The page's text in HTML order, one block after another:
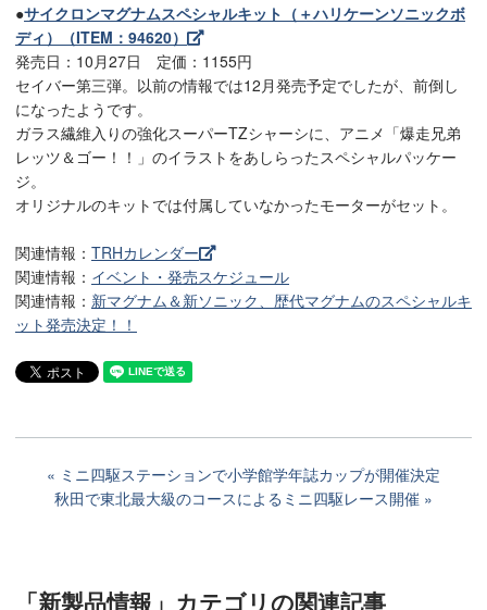
●サイクロンマグナムスペシャルキット（＋ハリケーンソニックボ
ディ）（ITEM：94620）
発売日：10月27日 定価：1155円
セイバー第三弾。以前の情報では12月発売予定でしたが、前倒し
になったようです。
ガラス繊維入りの強化スーパーTZシャーシに、アニメ「爆走兄弟
レッツ＆ゴー！！」のイラストをあしらったスペシャルパッケー
ジ。
オリジナルのキットでは付属していなかったモーターがセット。
関連情報： TRHカレンダー
関連情報： イベント・発売スケジュール
関連情報： 新マグナム＆新ソニック、歴代マグナムのスペシャルキ
ット発売決定！！
ミニ四駆ステーションで小学館学年誌カップが開催決定
秋田で東北最大級のコースによるミニ四駆レース開催
「新製品情報」カテゴリの関連記事